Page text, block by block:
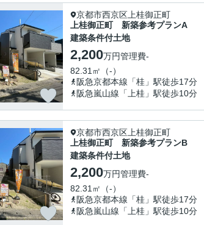
京都市西京区上桂御正町
上桂御正町 新築参考プランA
建築条件付土地
2,200万円管理費-
82.31㎡（-）
阪急京都本線「桂」駅徒歩17分
阪急嵐山線「上桂」駅徒歩10分
京都市西京区上桂御正町
上桂御正町 新築参考プランB
建築条件付土地
2,200万円管理費-
82.31㎡（-）
阪急京都本線「桂」駅徒歩17分
阪急嵐山線「上桂」駅徒歩10分